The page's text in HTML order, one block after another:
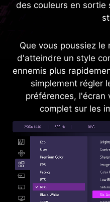
des couleurs en sortie
Que vous poussiez
d'atteindre un style
ennemis plus
simplement régler
préférences, l'écran
complet sur les